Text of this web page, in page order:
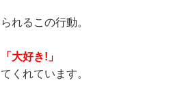
れるこの行動。
「大好き!」
くれています。